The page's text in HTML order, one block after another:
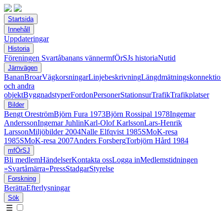
Startsida
Innehåll
Uppdateringar
Historia
Föreningen Svartåbanans vännermfÖrSJs historiaNutid
Järnvägen
BananBroarVägkorsningarLinjebeskrivning
och andra
objektByggnadstyperFordonPersonerStationsurTrafikTrafikplatser
Bilder
Bengt OreströmBjörn Fura 1973Björn Rossipal 1978Ingemar
AnderssonIngemar JuhlinKarl-Olof KarlssonLars-Henrik
LarssonMiljöbilder 2004Nalle Elfqvist 1985SMoK-resa
1985SMoK-resa 2007Anders ForsbergTorbjörn Hård 1984
mfÖrSJ
Bli medlemHändelserKontakta ossLogga inMedlemstidningen
»Svartåmärra«PressStadgarStyrelse
Forskning
BerättaEfterlysningar
Sök
☰